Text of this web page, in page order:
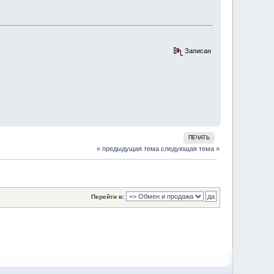
Записан
ПЕЧАТЬ
« предыдущая тема следующая тема »
Перейти в: